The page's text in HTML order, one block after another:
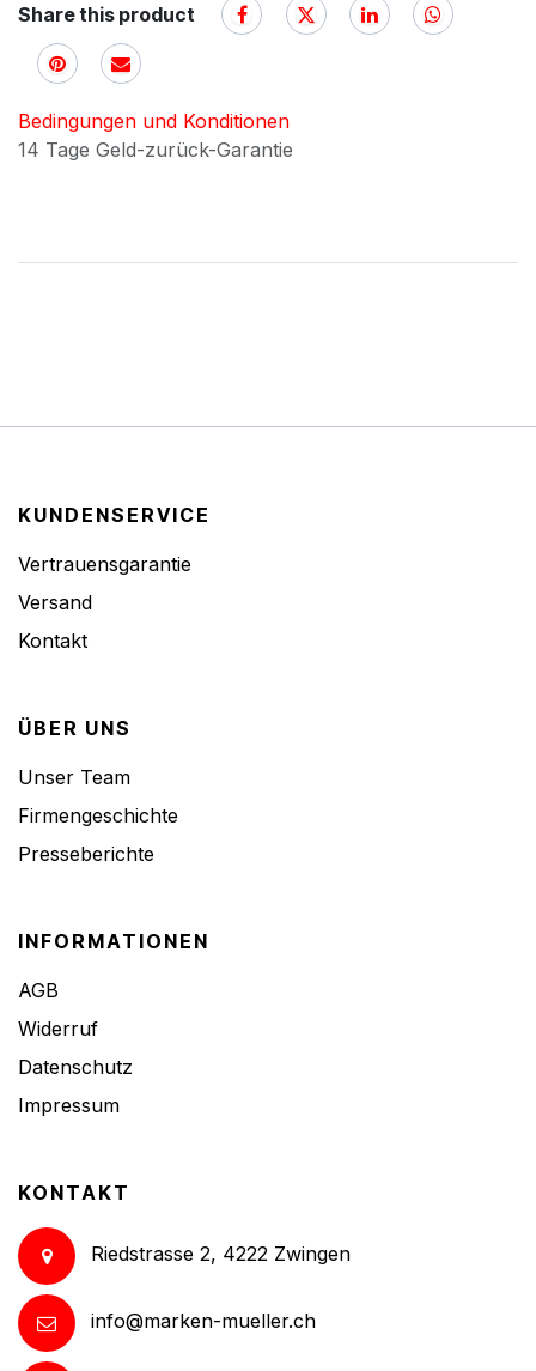
Share this product
Bedingungen und Konditionen
14 Tage Geld-zurück-Garantie
KUNDENSERVICE
Vertrauensgarantie
Versand
Kontakt
ÜBER UNS
Unser Team
Firmengeschichte
Presseberichte
INFORMATIONEN
AGB
Widerruf
Datenschutz
Impressum
KONTAKT
Riedstrasse 2, 4222 Zwingen
info@marken-mueller.ch